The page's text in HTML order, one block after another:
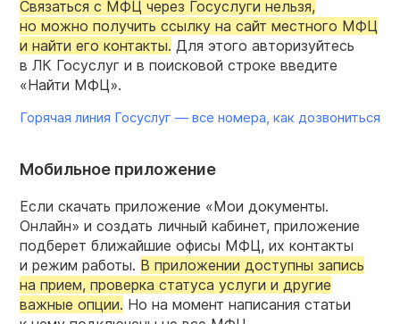
Связаться с МФЦ через Госуслуги нельзя,
но можно получить ссылку на сайт местного МФЦ
и найти его контакты. Для этого авторизуйтесь
в ЛК Госуслуг и в поисковой строке введите
«Найти МФЦ».
Горячая линия Госуслуг — все номера, как дозвониться
Мобильное приложение
Если скачать приложение «Мои документы.
Онлайн» и создать личный кабинет, приложение
подберет ближайшие офисы МФЦ, их контакты
и режим работы. В приложении доступны запись
на прием, проверка статуса услуги и другие
важные опции. Но на момент написания статьи